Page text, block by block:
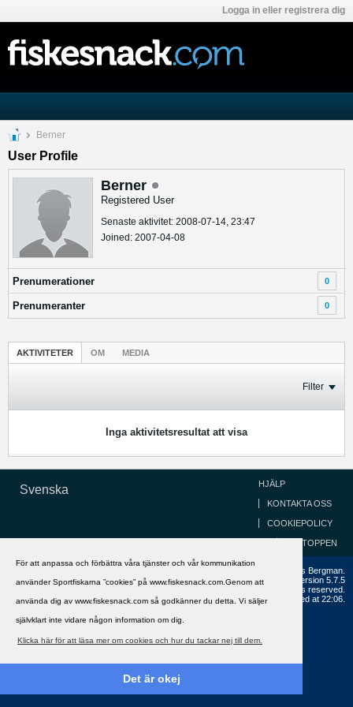
För att anpassa och förbättra våra tjänster och vår kommunikation
använder Sportfiskarna ”cookies” på www.fiskesnack.com.Genom att
använda dig av www.fiskesnack.com så godkänner du detta. Vi säljer
självklart inte vidare någon information om dig.
Klicka här för att läsa mer om cookies och hur du tackar nej till dem.
Det är okej
Logga in eller registrera dig
Berner
User Profile
Berner
Registered User
Senaste aktivitet: 2008-07-14, 23:47
Joined: 2007-04-08
Prenumerationer 0
Prenumeranter 0
AKTIVITETER OM MEDIA
Filter
Inga aktivitetsresultat att visa
Svenska HJÄLP
KONTAKTA OSS
COOKIEPOLICY
GÅ TILL TOPPEN
Copyright ©2002 - 2021, FiskeSnack.com. Grundad 2002 av Anders Bergman.
Powered byvBulletin®
Version 5.7.5
Copyright © 2026 MH Sub I, LLC dba vBulletin. All rights reserved.
All times are GMT+1. This page was generated at 22:06.